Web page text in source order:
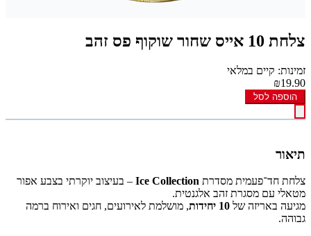
צלחת 10 אייס שחור שוקוף פס זהב
זמינות: קיים במלאי
₪19.90
הוספה לסל
תיאור
צלחת חד־פעמית מסדרת Ice Collection – בעיצוב יוקרתי בצבע אפור
מטאלי עם מסגרת זהב אלגנטית.
מגיעה באריזה של 10 יחידות
, מושלמת לאירועים, חגים ואירוח ברמה
גבוהה.